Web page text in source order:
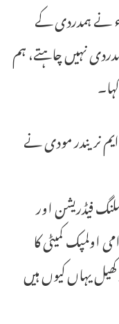
نے ہمدردی کے
نہیں چاہتے، ہم
نریندر مودی نے
فیڈریشن اور
کمیٹی کا
یہاں کیوں ہیں